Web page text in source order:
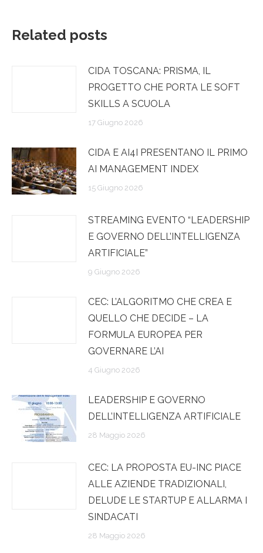
Related posts
CIDA TOSCANA: PRISMA, IL
PROGETTO CHE PORTA LE SOFT
SKILLS A SCUOLA
17 Giugno 2026
CIDA E AI4I PRESENTANO IL PRIMO
AI MANAGEMENT INDEX
15 Giugno 2026
STREAMING EVENTO “LEADERSHIP
E GOVERNO DELL’INTELLIGENZA
ARTIFICIALE”
9 Giugno 2026
CEC: L’ALGORITMO CHE CREA E
QUELLO CHE DECIDE – LA
FORMULA EUROPEA PER
GOVERNARE L’AI
4 Giugno 2026
LEADERSHIP E GOVERNO
DELL’INTELLIGENZA ARTIFICIALE
28 Maggio 2026
CEC: LA PROPOSTA EU-INC PIACE
ALLE AZIENDE TRADIZIONALI,
DELUDE LE STARTUP E ALLARMA I
SINDACATI
28 Maggio 2026